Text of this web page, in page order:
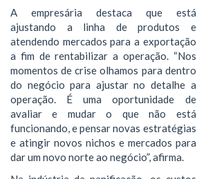
A empresária destaca que está
ajustando a linha de produtos e
atendendo mercados para a exportação
a fim de rentabilizar a operação. “Nos
momentos de crise olhamos para dentro
do negócio para ajustar no detalhe a
operação. É uma oportunidade de
avaliar e mudar o que não está
funcionando, e pensar novas estratégias
e atingir novos nichos e mercados para
dar um novo norte ao negócio”, afirma.